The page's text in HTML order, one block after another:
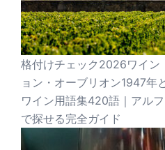
格付けチェック2026ワイ
ョン・オーブリオン1947年
ワイン用語集420語｜アル
で探せる完全ガイド